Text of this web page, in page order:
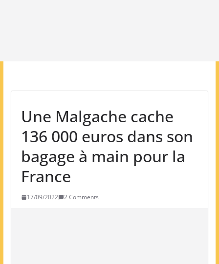
Une Malgache cache
136 000 euros dans son
bagage à main pour la
France
17/09/2022 2 Comments